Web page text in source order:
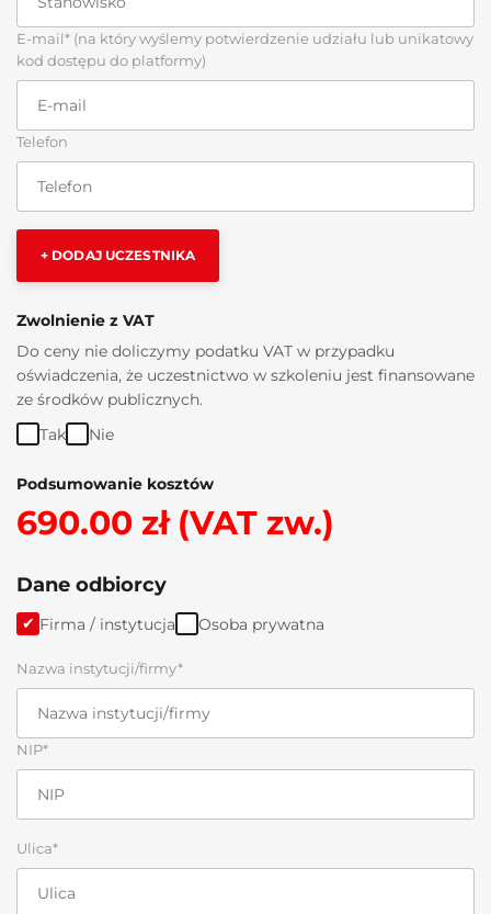
E-mail* (na który wyślemy potwierdzenie udziału lub unikatowy
kod dostępu do platformy)
Telefon
+ DODAJ UCZESTNIKA
Zwolnienie z VAT
Do ceny nie doliczymy podatku VAT w przypadku
oświadczenia, że uczestnictwo w szkoleniu jest finansowane
ze środków publicznych.
Tak
Nie
Podsumowanie kosztów
690.00 zł (VAT zw.)
Dane odbiorcy
Firma / instytucja Osoba prywatna
Nazwa instytucji/firmy*
NIP*
Ulica*